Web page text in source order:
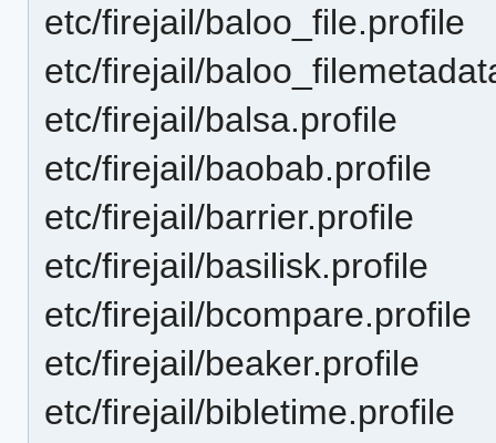
etc/firejail/baloo_file.profile
etc/firejail/
etc/firejail/balsa.profile
etc/firejail/baobab.profile
etc/firejail/barrier.profile
etc/firejail/basilisk.profile
etc/firejail/bcompare.profile
etc/firejail/beaker.profile
etc/firejail/bibletime.profile